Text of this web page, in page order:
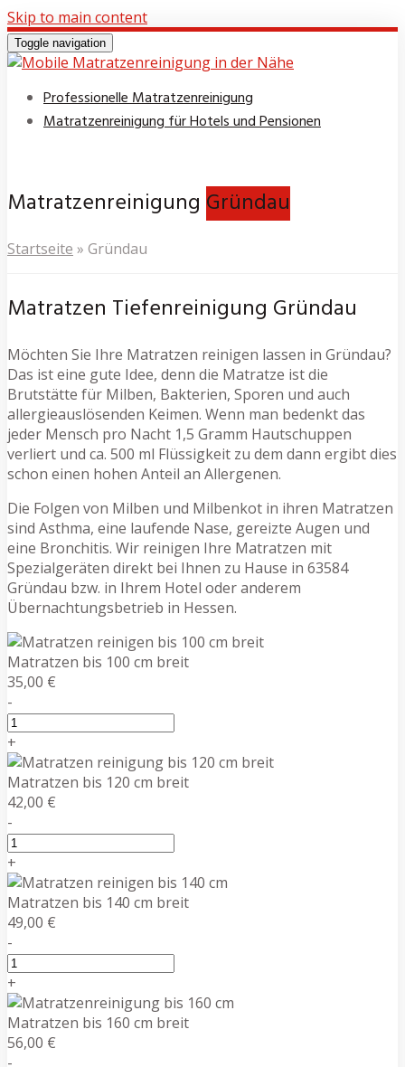
Skip to main content
Toggle navigation
Professionelle Matratzenreinigung
Matratzenreinigung für Hotels und Pensionen
Matratzenreinigung Gründau
Startseite » Gründau
Matratzen Tiefenreinigung Gründau
Möchten Sie Ihre Matratzen reinigen lassen in Gründau?
Das ist eine gute Idee, denn die Matratze ist die
Brutstätte für Milben, Bakterien, Sporen und auch
allergieauslösenden Keimen. Wenn man bedenkt das
jeder Mensch pro Nacht 1,5 Gramm Hautschuppen
verliert und ca. 500 ml Flüssigkeit zu dem dann ergibt dies
schon einen hohen Anteil an Allergenen.
Die Folgen von Milben und Milbenkot in ihren Matratzen
sind Asthma, eine laufende Nase, gereizte Augen und
eine Bronchitis. Wir reinigen Ihre Matratzen mit
Spezialgeräten direkt bei Ihnen zu Hause in 63584
Gründau bzw. in Ihrem Hotel oder anderem
Übernachtungsbetrieb in Hessen.
Matratzen bis 100 cm breit
35,00 €
-
+
Matratzen bis 120 cm breit
42,00 €
-
+
Matratzen bis 140 cm breit
49,00 €
-
+
Matratzen bis 160 cm breit
56,00 €
-